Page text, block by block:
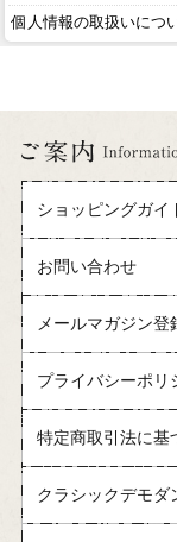
個人情報の取扱いにつ
ショッピングガイ
お問い合わせ
メールマガジン登
プライバシーポリ
特定商取引法に基
クラシックデモダ